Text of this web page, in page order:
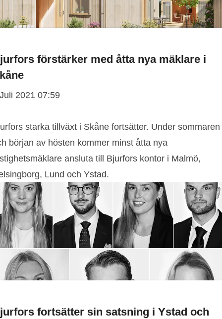
förstärker med åtta nya mäklare i
2021 07:59
starka tillväxt i Skåne fortsätter. Under sommaren
början av hösten kommer minst åtta nya
ansluta till Bjurfors kontor i Malmö,
Lund och Ystad.
fortsätter sin satsning i Ystad och